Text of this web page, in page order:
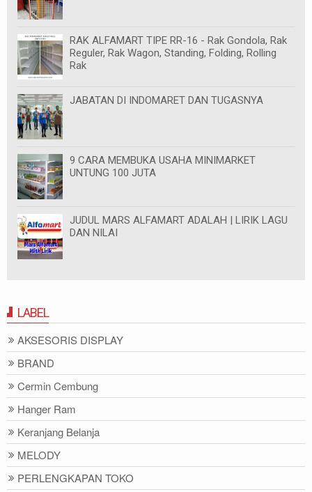
RAK ALFAMART TIPE RR-16 - Rak Gondola, Rak
Reguler, Rak Wagon, Standing, Folding, Rolling
Rak
JABATAN DI INDOMARET DAN TUGASNYA
9 CARA MEMBUKA USAHA MINIMARKET
UNTUNG 100 JUTA
JUDUL MARS ALFAMART ADALAH | LIRIK LAGU
DAN NILAI
LABEL
AKSESORIS DISPLAY
BRAND
Cermin Cembung
Hanger Ram
Keranjang Belanja
MELODY
PERLENGKAPAN TOKO